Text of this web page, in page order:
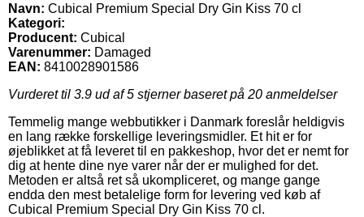
Navn: Cubical Premium Special Dry Gin Kiss 70 cl
Kategori:
Producent: Cubical
Varenummer: Damaged
EAN: 8410028901586
Vurderet til 3.9 ud af 5 stjerner baseret på 20 anmeldelser
Temmelig mange webbutikker i Danmark foreslår heldigvis
en lang række forskellige leveringsmidler. Et hit er for
øjeblikket at få leveret til en pakkeshop, hvor det er nemt for
dig at hente dine nye varer når der er mulighed for det.
Metoden er altså ret så ukompliceret, og mange gange
endda den mest betalelige form for levering ved køb af
Cubical Premium Special Dry Gin Kiss 70 cl.